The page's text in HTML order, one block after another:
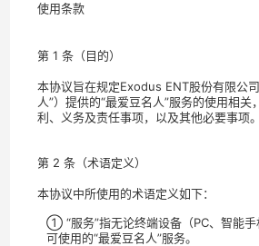
使用条款
第 1 条（目的）
本协议旨在规定Exodus ENT股份有限公
人”）提供的“最爱豆名人”服务的使用相关
利、义务及责任事项，以及其他必要事项。
第 2 条（术语定义）
本协议中所使用的术语定义如下：
① “服务”指无论终端设备（PC、智能手
可使用的“最爱豆名人”服务。